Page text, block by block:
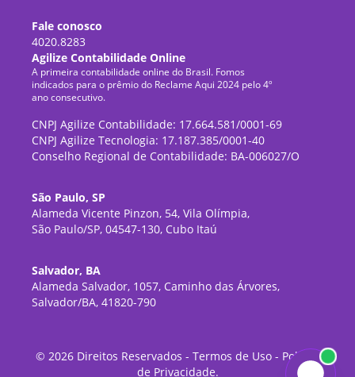
Fale conosco
4020.8283
Agilize Contabilidade Online
A primeira contabilidade online do Brasil. Fomos
indicados para o prêmio do Reclame Aqui 2024 pelo 4º
ano consecutivo.
CNPJ Agilize Contabilidade: 17.664.581/0001-69
CNPJ Agilize Tecnologia: 17.187.385/0001-40
Conselho Regional de Contabilidade: BA-006027/O
São Paulo, SP
Alameda Vicente Pinzon, 54, Vila Olímpia,
São Paulo/SP, 04547-130, Cubo Itaú
Salvador, BA
Alameda Salvador, 1057, Caminho das Árvores,
Salvador/BA, 41820-790
© 2026Direitos Reservados - Termos de Uso- Política
de Privacidade.